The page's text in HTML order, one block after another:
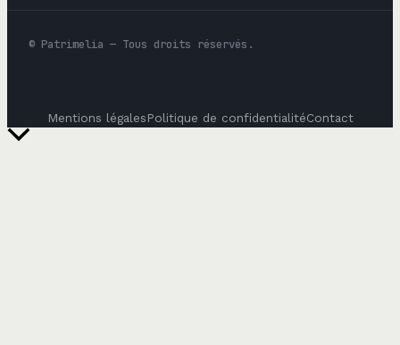
© Patrimelia — Tous droits réservés.
Mentions légalesPolitique de confidentialitéContact